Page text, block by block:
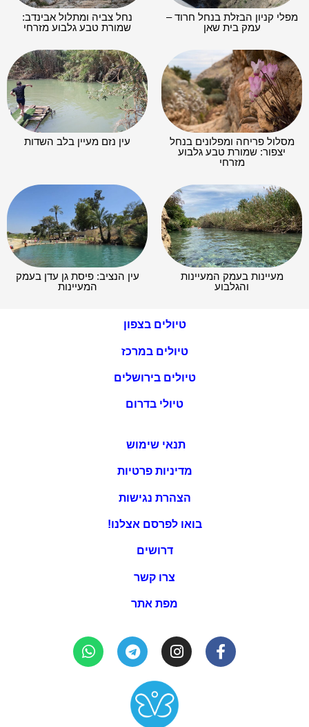
מפלי קניון הבזלת בנחל חרוד –
עמק בית שאן
נחל צביה ומתלול אבינדב:
שמורת טבע גלבוע מזרחי
מסלול פריחה ומפלונים בנחל
יצפור: שמורת טבע גלבוע
מזרחי
עין נזם מעיין בלב השדות
מעיינות בעמק המעיינות
והגלבוע
עין הנציב: פיסת גן עדן בעמק
המעיינות
טיולים בצפון
טיולים במרכז
טיולים בירושלים
טיולי בדרום
תנאי שימוש
מדיניות פרטיות
הצהרת נגישות
בואו לפרסם אצלנו!
דרושים
צרו קשר
מפת אתר